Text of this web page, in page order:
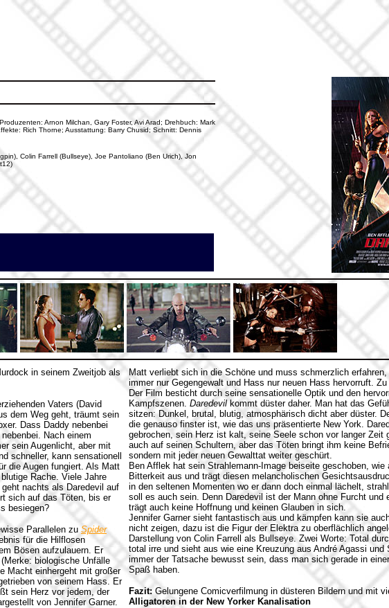
Arnon Milchan, Gary Foster, Avi Arad; Drehbuch: Mark
Rich Thorne; Ausstattung: Barry Chusid; Schnitt: Dennis
Colin Farrell (Bullseye), Joe Pantoliano (Ben Urich), Jon
in seinem Zweitjob als
Vaters (David
dem Weg geht, träumt sein
Dass Daddy nebenbei
Nach einem
sein Augenlicht, aber mit
schneller, kann sensationell
die Augen fungiert. Als Matt
Rache. Viele Jahre
nachts als Daredevil auf
sich auf das Töten, bis er
besiegen?
Parallelen zu Spider
für die Hilflosen
Bösen aufzulauern. Er
biologische Unfälle
Macht einhergeht mit großer
von seinem Hass. Er
sein Herz vor jedem, der
von Jennifer Garner.
Matt verliebt sich in die Schöne und muss schmerzlich
immer nur Gegengewalt und Hass nur neuen Hass hervorruft.
Der Film besticht durch seine sensationelle Optik und den
Kampfszenen. Daredevilkommt düster daher. Man hat das
sitzen: Dunkel, brutal, blutig, atmosphärisch dicht aber düster.
die genauso finster ist, wie das uns präsentierte New York.
gebrochen, sein Herz ist kalt, seine Seele schon vor langer
auch auf seinen Schultern, aber das Töten bringt ihm keine
sondern mit jeder neuen Gewalttat weiter geschürt.
Ben Afflek hat sein Strahlemann-Image beiseite geschoben,
Bitterkeit aus und trägt diesen melancholischen
in den seltenen Momenten wo er dann doch einmal lächelt,
soll es auch sein. Denn Daredevil ist der Mann ohne Furcht und
trägt auch keine Hoffnung und keinen Glauben in sich.
Jennifer Garner sieht fantastisch aus und kämpfen kann sie
nicht zeigen, dazu ist die Figur der Elektra zu oberflächlich
Darstellung von Colin Farrell als Bullseye. Zwei Worte: Total
total irre und sieht aus wie eine Kreuzung aus André Agassi und
immer der Tatsache bewusst sein, dass man sich gerade in
Spaß haben.
Fazit: Gelungene Comicverfilmung in düsteren Bildern und mit
Alligatoren in der New Yorker Kanalisation